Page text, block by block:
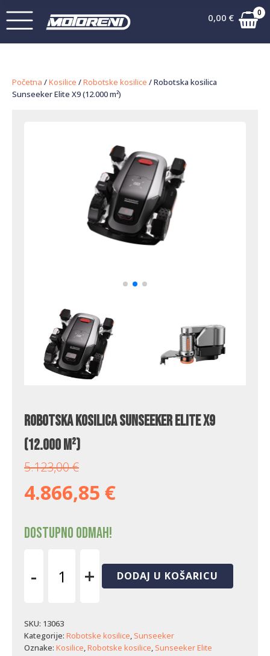
0,00 € 0
Početna /Kosilice /Robotske kosilice / Robotska kosilica
Sunseeker Elite X9 (12.000 m²)
Robotska kosilica Sunseeker Elite X9
(12.000 m²)
5.123,00€
4.866,85 €
Dostupno odmah!
-
Elite
X9
(12.000
+ DODAJ U KOŠARICU
SKU: 13063
Kategorije: Robotske kosilice, Sunseeker
Oznake: Kosilice,Robotske kosilice, Sunseeker Elite